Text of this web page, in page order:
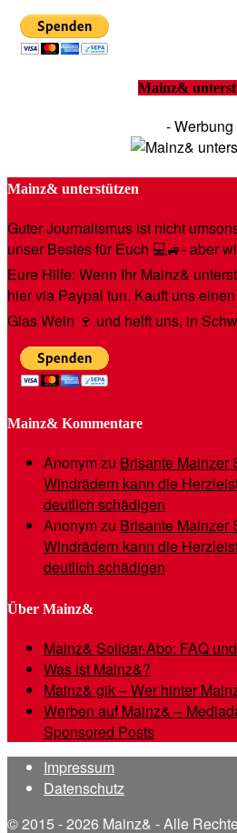
Mainz&
- Werbung
Mainz& unterstützen
Guter Journalismus ist nicht
unser Bestes für Euch 💻🚙- aber
Eure Hilfe: Wenn Ihr Mainz&
hier via Paypal tun. Kauft uns
Glas Wein 🍷 und helft uns, in
Mainz& Kommentare
Anonymzu Brisante Mainzer
Windrädern kann die
deutlich schädigen
Anonymzu Brisante Mainzer
Windrädern kann die
deutlich schädigen
Über Mainz&
Mainz& Solidar-Abo: FAQ
Was ist Mainz&?
Mainz& gik – Wer hinter
Werben auf Mainz& –
Sponsored Posts
Impressum
Datenschutz
© 2015 - 2026 Mainz& - Alle